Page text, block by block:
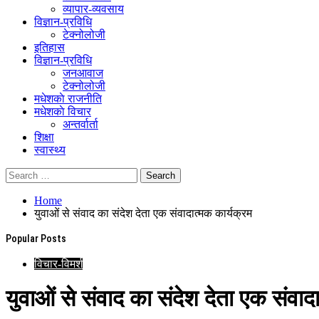
व्यापार-व्यवसाय
विज्ञान-प्रविधि
टेक्नोलोजी
इतिहास
विज्ञान-प्रविधि
जनआवाज
टेक्नोलोजी
मधेशकाे राजनीति
मधेशकाे विचार
अन्तर्वार्ता
शिक्षा
स्वास्थ्य
Home
युवाओं से संवाद का संदेश देता एक संवादात्मक कार्यक्रम
Popular Posts
विचार-विमर्श
युवाओं से संवाद का संदेश देता एक